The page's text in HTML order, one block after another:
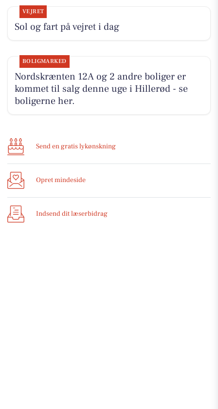
VEJRET
Sol og fart på vejret i dag
BOLIGMARKED
Nordskrænten 12A og 2 andre boliger er
kommet til salg denne uge i Hillerød - se
boligerne her.
Send en gratis lykønskning
Opret mindeside
Indsend dit læserbidrag